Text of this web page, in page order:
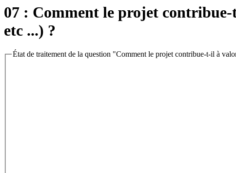
07 : Comment le projet contribue-
etc ...) ?
État de traitement de la question "Comment le projet contribue-t-il à